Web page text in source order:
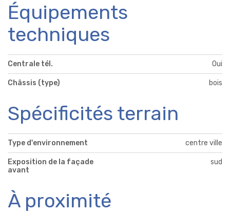
Équipements
techniques
Centrale tél. Oui
Châssis (type) bois
Spécificités terrain
Type d'environnement centre ville
Exposition de la façade
avant
sud
À proximité